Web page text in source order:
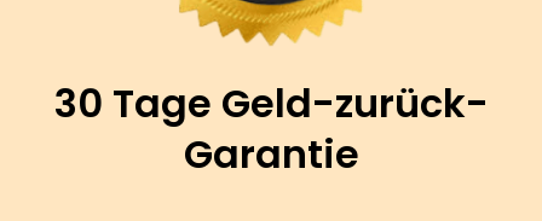
30 Tage Geld-zurück-
Garantie